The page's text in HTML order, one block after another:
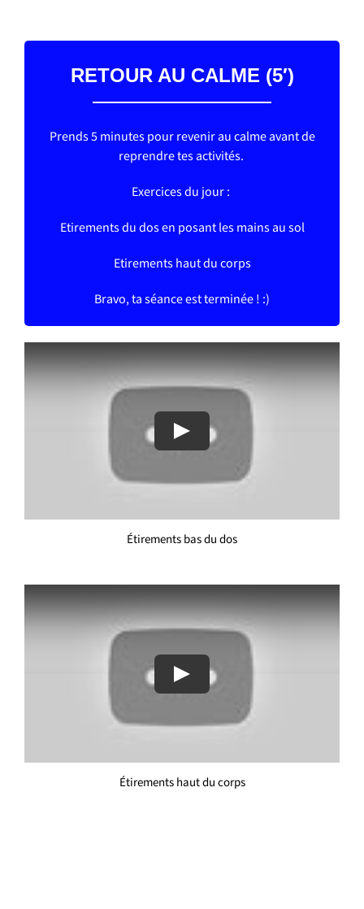
RETOUR AU CALME (5′)
Prends 5 minutes pour revenir au calme avant de
reprendre tes activités.
Exercices du jour :
Etirements du dos en posant les mains au sol
Etirements haut du corps
Bravo, ta séance est terminée ! :)
Play
Étirements bas du dos
Play
Étirements haut du corps